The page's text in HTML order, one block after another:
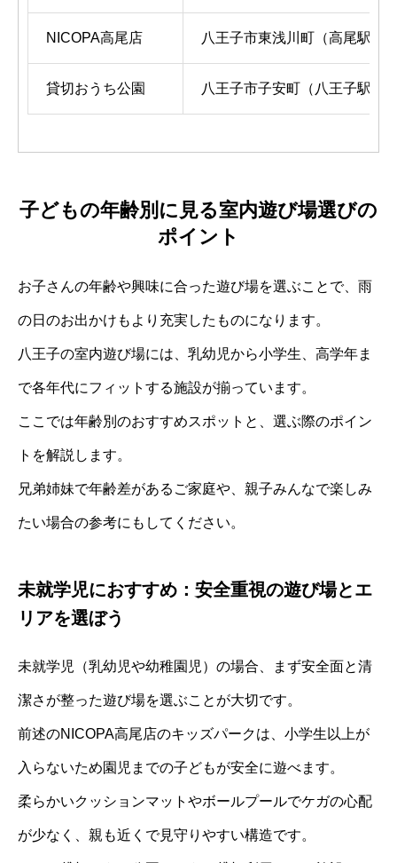
NICOPA高尾店 八王子市東浅川町（高尾駅徒
貸切おうち公園 八王子市子安町（八王子駅徒
子どもの年齢別に見る室内遊び場選びの
ポイント
お子さんの年齢や興味に合った遊び場を選ぶことで、雨
の日のお出かけもより充実したものになります。
八王子の室内遊び場には、乳幼児から小学生、高学年ま
で各年代にフィットする施設が揃っています。
ここでは年齢別のおすすめスポットと、選ぶ際のポイン
トを解説します。
兄弟姉妹で年齢差があるご家庭や、親子みんなで楽しみ
たい場合の参考にもしてください。
未就学児におすすめ：安全重視の遊び場とエ
リアを選ぼう
未就学児（乳幼児や幼稚園児）の場合、まず安全面と清
潔さが整った遊び場を選ぶことが大切です。
前述のNICOPA高尾店のキッズパークは、小学生以上が
入らないため園児までの子どもが安全に遊べます。
柔らかいクッションマットやボールプールでケガの心配
が少なく、親も近くで見守りやすい構造です。